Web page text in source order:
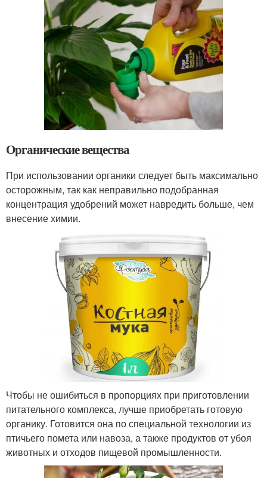
Органические вещества
При использовании органики следует быть максимально
осторожным, так как неправильно подобранная
концентрация удобрений может навредить больше, чем
внесение химии.
Чтобы не ошибиться в пропорциях при приготовлении
питательного комплекса, лучше приобретать готовую
органику. Готовится она по специальной технологии из
птичьего помета или навоза, а также продуктов от убоя
животных и отходов пищевой промышленности.